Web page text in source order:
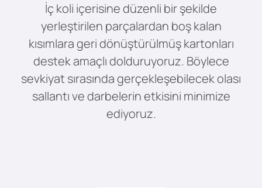
İç koli içerisine düzenli bir şekilde
yerleştirilen parçalardan boş kalan
kısımlara geri dönüştürülmüş kartonları
destek amaçlı dolduruyoruz. Böylece
sevkiyat sırasında gerçekleşebilecek olası
sallantı ve darbelerin etkisini minimize
ediyoruz.